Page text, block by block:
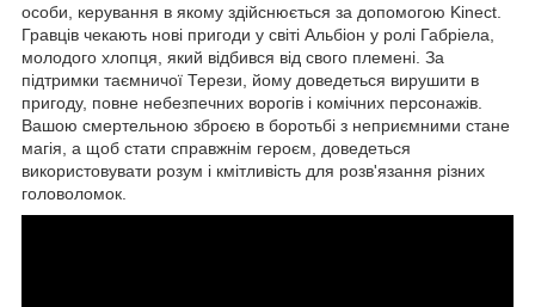
особи, керування в якому здійснюється за допомогою Kinect.
Гравців чекають нові пригоди у світі Альбіон у ролі Габріела,
молодого хлопця, який відбився від свого племені. За
підтримки таємничої Терези, йому доведеться вирушити в
пригоду, повне небезпечних ворогів і комічних персонажів.
Вашою смертельною зброєю в боротьбі з неприємними стане
магія, а щоб стати справжнім героєм, доведеться
використовувати розум і кмітливість для розв'язання різних
головоломок.